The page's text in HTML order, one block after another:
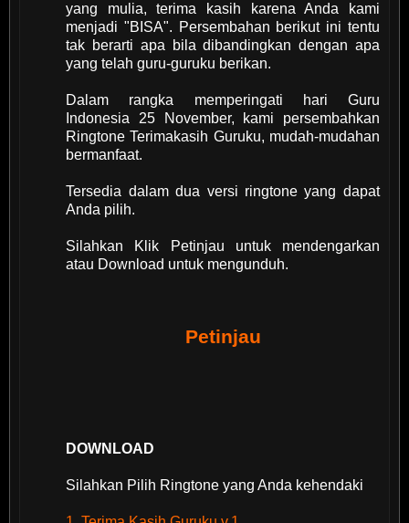
yang mulia, terima kasih karena Anda kami
menjadi "BISA". Persembahan berikut ini tentu
tak berarti apa bila dibandingkan dengan apa
yang telah guru-guruku berikan.
Dalam rangka memperingati hari Guru
Indonesia 25 November, kami persembahkan
Ringtone Terimakasih Guruku, mudah-mudahan
bermanfaat.
Tersedia dalam dua versi ringtone yang dapat
Anda pilih.
Silahkan Klik Petinjau untuk mendengarkan
atau Download untuk mengunduh.
Petinjau
DOWNLOAD
Silahkan Pilih Ringtone yang Anda kehendaki